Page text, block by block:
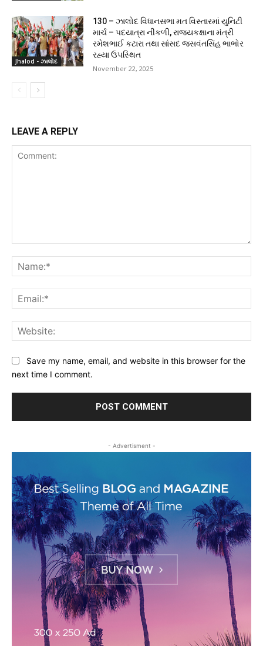
Jhalod - ઝાલોદ
130 – ઝાલોદ વિધાનસભા મત વિસ્તારમાં યુનિટી
માર્ચ – પદયાત્રા નીકળી, રાજ્યકક્ષાના મંત્રી
રમેશભાઈ કટારા તથા સાંસદ જસવંતસિંહ ભાભોર
રહ્યા ઉપસ્થિત
November 22, 2025
LEAVE A REPLY
Save my name, email, and website in this browser for the
next time I comment.
- Advertisment -